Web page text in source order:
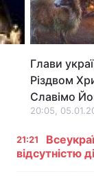
Лонгріди
Відео з
Інтерв'ю
Контакти
Глави
Різдвом
Славімо
20:05,
21:21
відсутністю